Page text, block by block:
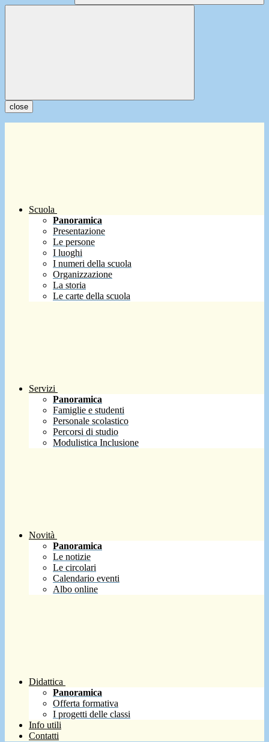
close
Scuola
Panoramica
Presentazione
Le persone
I luoghi
I numeri della scuola
Organizzazione
La storia
Le carte della scuola
Servizi
Panoramica
Famiglie e studenti
Personale scolastico
Percorsi di studio
Modulistica Inclusione
Novità
Panoramica
Le notizie
Le circolari
Calendario eventi
Albo online
Didattica
Panoramica
Offerta formativa
I progetti delle classi
Info utili
Contatti